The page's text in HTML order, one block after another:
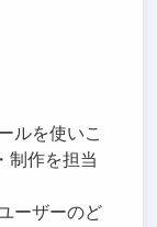
ルを使いこ
制作を担当
ーザーのど